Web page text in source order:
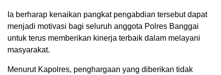
Ia berharap kenaikan pangkat pengabdian tersebut dapat
menjadi motivasi bagi seluruh anggota Polres Banggai
untuk terus memberikan kinerja terbaik dalam melayani
masyarakat.
Menurut Kapolres, penghargaan yang diberikan tidak